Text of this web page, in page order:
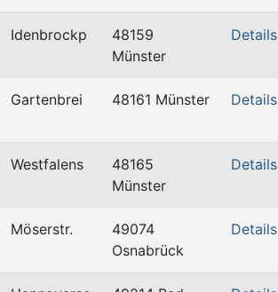
Idenbrockp
48159
Münster
Details
Gartenbrei 48161 Münster Details
Westfalens
48165
Münster
Details
Möserstr.
49074
Osnabrück
Details